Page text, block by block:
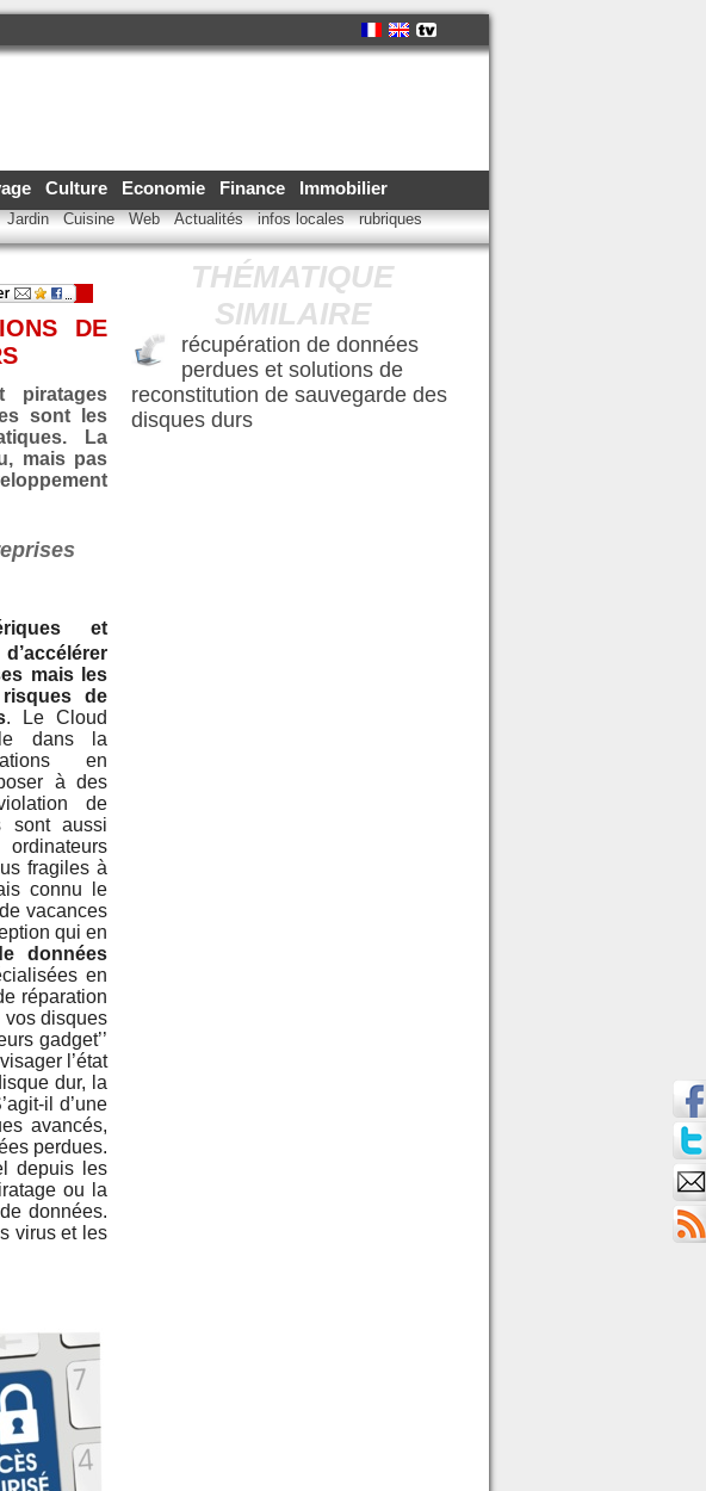
Culture Economie Finance Immobilier
Jardin Cuisine Web Actualités infos locales rubriques
DE
piratages
sont les
La
mais pas
et
mais les
de
. Le Cloud
dans la
en
à des
de
sont aussi
fragiles à
connu le
vacances
qui en
données
en
réparation
vos disques
gadget’’
l’état
dur, la
il d’une
avancés,
perdues.
depuis les
ou la
données.
virus et les
THÉMATIQUE
SIMILAIRE
récupération de données
perdues et solutions de
reconstitution de sauvegarde des
disques durs